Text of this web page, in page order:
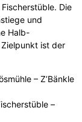
Die
und
Halb-
ist der
– Z’Bänkle
–